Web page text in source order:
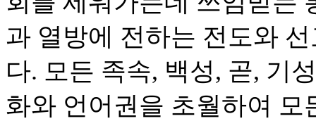
과 열방에 전하는 전도와
다. 모든 족속, 백성, 곧, 기
화와 언어권을 초월하여